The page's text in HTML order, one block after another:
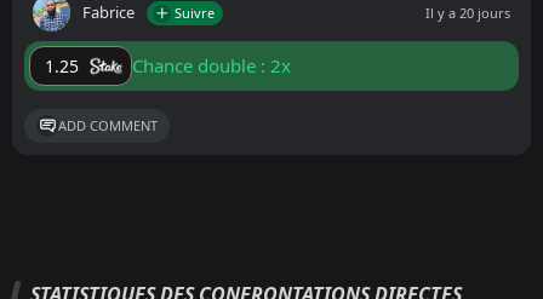
Fabrice Suivre Il y a 20 jours
1.25 Chance double : 2x
ADD COMMENT